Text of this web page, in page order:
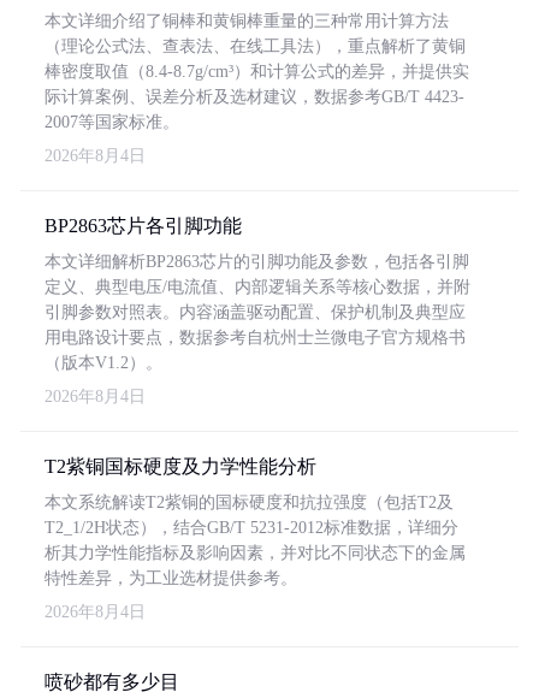
本文详细介绍了铜棒和黄铜棒重量的三种常用计算方法
（理论公式法、查表法、在线工具法），重点解析了黄铜
棒密度取值（8.4-8.7g/cm³）和计算公式的差异，并提供实
际计算案例、误差分析及选材建议，数据参考GB/T 4423-
2007等国家标准。
2026年8月4日
BP2863芯片各引脚功能
本文详细解析BP2863芯片的引脚功能及参数，包括各引脚
定义、典型电压/电流值、内部逻辑关系等核心数据，并附
引脚参数对照表。内容涵盖驱动配置、保护机制及典型应
用电路设计要点，数据参考自杭州士兰微电子官方规格书
（版本V1.2）。
2026年8月4日
T2紫铜国标硬度及力学性能分析
本文系统解读T2紫铜的国标硬度和抗拉强度（包括T2及
T2_1/2H状态），结合GB/T 5231-2012标准数据，详细分
析其力学性能指标及影响因素，并对比不同状态下的金属
特性差异，为工业选材提供参考。
2026年8月4日
喷砂都有多少目